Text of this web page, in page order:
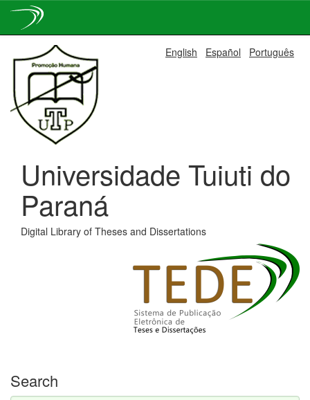
navigation
English Español Português
Universidade Tuiuti do
Paraná
Digital Library of Theses and Dissertations
Search